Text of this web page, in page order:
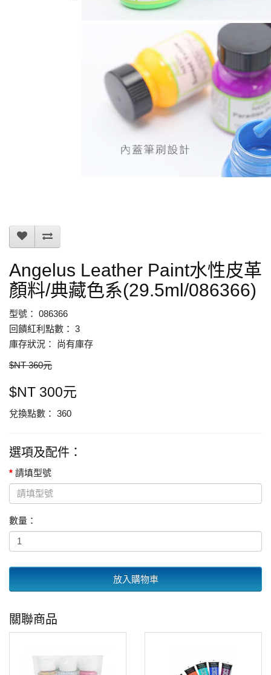
Angelus Leather Paint水性皮革
顏料/典藏色系(29.5ml/086366)
型號： 086366
回饋紅利點數： 3
庫存狀況： 尚有庫存
$NT 360元
$NT 300元
兌換點數： 360
選項及配件：
請填型號
數量：
放入購物車
關聯商品